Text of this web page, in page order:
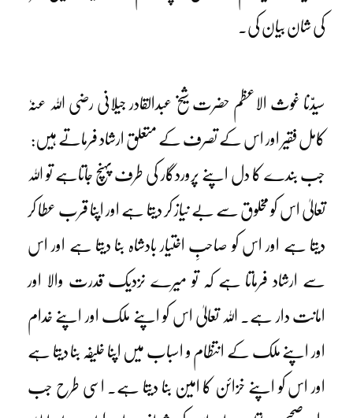
کی شان بیان کی۔
سیدّنا غوث الاعظم حضرت شیخ عبدالقادر جیلانی رضی اللہ عنہٗ
کامل فقیر اور اس کے تصرف کے متعلق ارشاد فرماتے ہیں:
جب بندے کا دل اپنے پروردگار کی طرف پہنچ جاتاہے تو اللہ
تعالیٰ اس کو مخلوق سے بے نیاز کر دیتا ہے اور اپنا قرب عطا کر
دیتا ہے اور اس کو صاحبِ اختیار بادشاہ بنا دیتا ہے اور اس
سے ارشاد فرماتا ہے کہ تو میرے نزدیک قدرت والا اور
امانت دار ہے۔ اللہ تعالیٰ اس کو اپنے ملک اور اپنے خدام
اور اپنے ملک کے انتظام و اسباب میں اپنا خلیفہ بنا دیتا ہے
اور اس کو اپنے خزائن کا امین بنا دیتا ہے۔ اسی طرح جب